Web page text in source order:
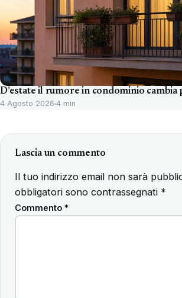
D’estate il rumore in condominio cambia
4 Agosto 2026 4 min
Lascia un commento
Il tuo indirizzo email non sarà
obbligatori sono contrassegnati *
Commento *